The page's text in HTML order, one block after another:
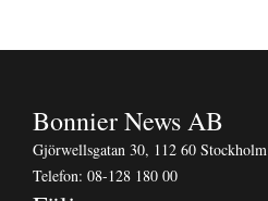
Bonnier News AB
Gjörwellsgatan 30, 112 60 Stockholm
Telefon: 08-128 180 00